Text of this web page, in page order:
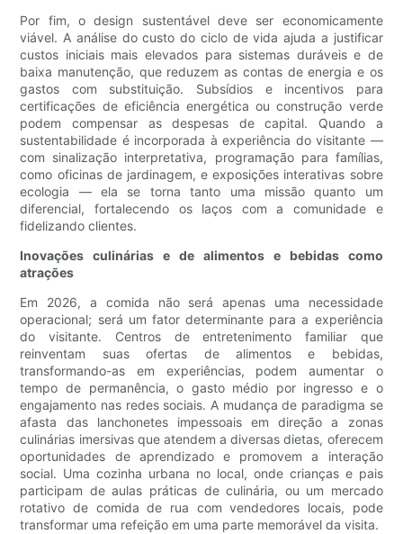
Por fim, o design sustentável deve ser economicamente
viável. A análise do custo do ciclo de vida ajuda a justificar
custos iniciais mais elevados para sistemas duráveis ​​e de
baixa manutenção, que reduzem as contas de energia e os
gastos com substituição. Subsídios e incentivos para
certificações de eficiência energética ou construção verde
podem compensar as despesas de capital. Quando a
sustentabilidade é incorporada à experiência do visitante —
com sinalização interpretativa, programação para famílias,
como oficinas de jardinagem, e exposições interativas sobre
ecologia — ela se torna tanto uma missão quanto um
diferencial, fortalecendo os laços com a comunidade e
fidelizando clientes.
Inovações culinárias e de alimentos e bebidas como
atrações
Em 2026, a comida não será apenas uma necessidade
operacional; será um fator determinante para a experiência
do visitante. Centros de entretenimento familiar que
reinventam suas ofertas de alimentos e bebidas,
transformando-as em experiências, podem aumentar o
tempo de permanência, o gasto médio por ingresso e o
engajamento nas redes sociais. A mudança de paradigma se
afasta das lanchonetes impessoais em direção a zonas
culinárias imersivas que atendem a diversas dietas, oferecem
oportunidades de aprendizado e promovem a interação
social. Uma cozinha urbana no local, onde crianças e pais
participam de aulas práticas de culinária, ou um mercado
rotativo de comida de rua com vendedores locais, pode
transformar uma refeição em uma parte memorável da visita.